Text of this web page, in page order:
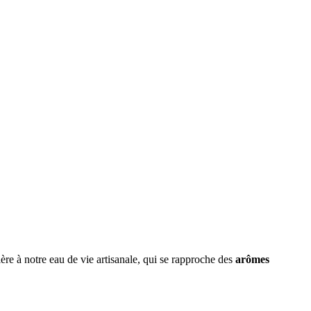
à notre eau de vie artisanale, qui se rapproche des arômes